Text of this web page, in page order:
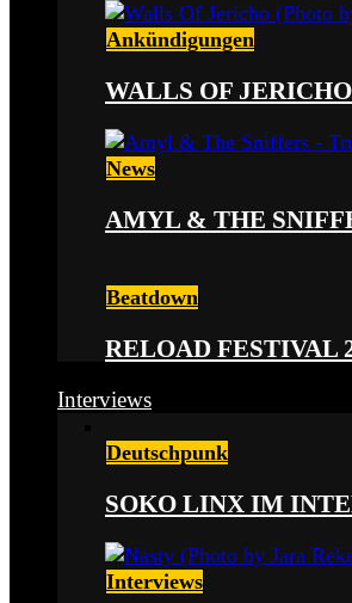
Ankündigungen
WALLS OF
News
AMYL & THE
Beatdown
RELOAD FESTIVAL
Interviews
Deutschpunk
SOKO LINX IM
Interviews